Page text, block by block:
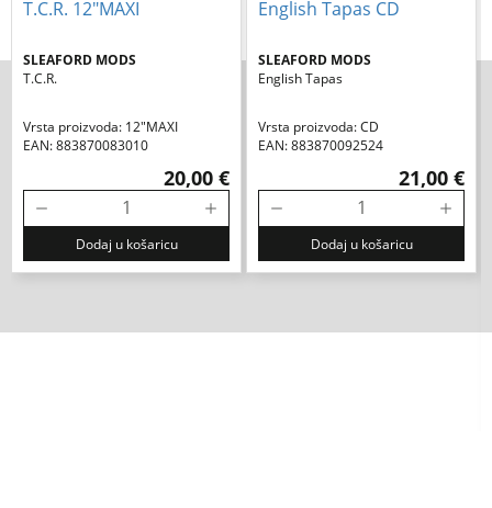
SLEAFORD MODS
T.c.r.
Vrsta proizvoda: 12"MAXI
EAN: 883870083010
20,00 €
Dodaj u košaricu
SLEAFORD MODS
English Tapas
Vrsta proizvoda: CD
EAN: 883870092524
21,00 €
Dodaj u košaricu